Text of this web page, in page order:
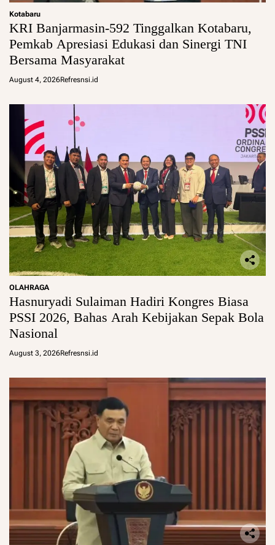
Kotabaru
KRI Banjarmasin-592 Tinggalkan Kotabaru,
Pemkab Apresiasi Edukasi dan Sinergi TNI
Bersama Masyarakat
August 4, 2026Refresnsi.id
OLAHRAGA
Hasnuryadi Sulaiman Hadiri Kongres Biasa
PSSI 2026, Bahas Arah Kebijakan Sepak Bola
Nasional
August 3, 2026Refresnsi.id